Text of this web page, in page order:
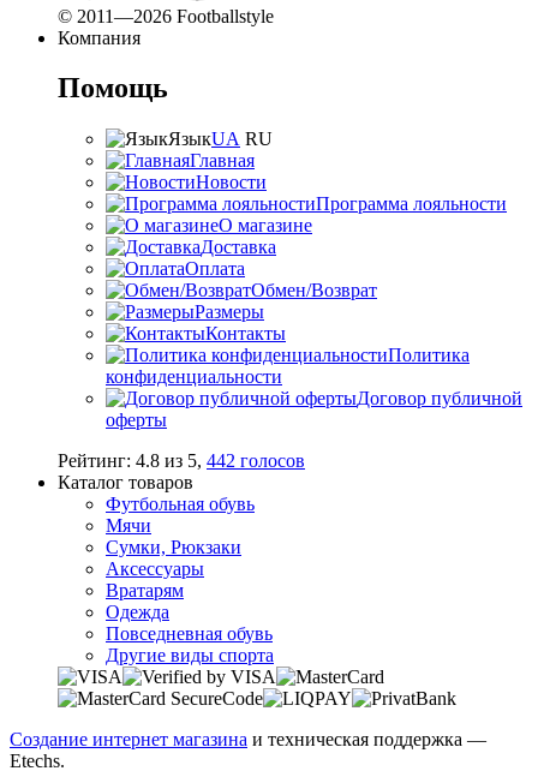
© 2011—2026 Footballstyle
Компания
Помощь
ЯзыкUA RU
Главная
Новости
Программа лояльности
О магазине
Доставка
Оплата
Обмен/Возврат
Размеры
Контакты
Политика
конфиденциальности
Договор публичной
оферты
Рейтинг: 4.8 из 5, 442 голосов
Каталог товаров
Футбольная обувь
Мячи
Сумки, Рюкзаки
Аксессуары
Вратарям
Одежда
Повседневная обувь
Другие виды спорта
Создание интернет магазина и техническая поддержка —
Etechs.